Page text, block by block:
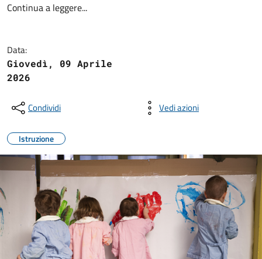
Continua a leggere...
Data:
Giovedì, 09 Aprile
2026
Condividi Vedi azioni
Istruzione